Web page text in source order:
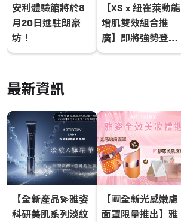
安利體驗館將於8
月20日進駐朗豪
坊！
【XS x 紐崔萊動能
增肌雙效組合推
廣】即將強勢登
場！
最新資訊
【全新產品💫雅姿
科研美肌系列淡紋
【🆕全新光感嫩膚
面罩限量推出】雅